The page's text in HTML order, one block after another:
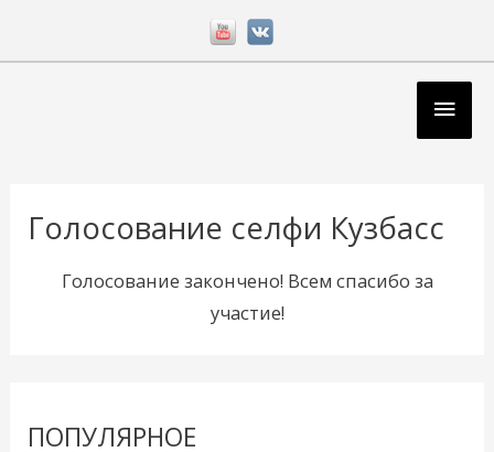
Голосование селфи Кузбасс
Голосование закончено! Всем спасибо за
участие!
ПОПУЛЯРНОЕ